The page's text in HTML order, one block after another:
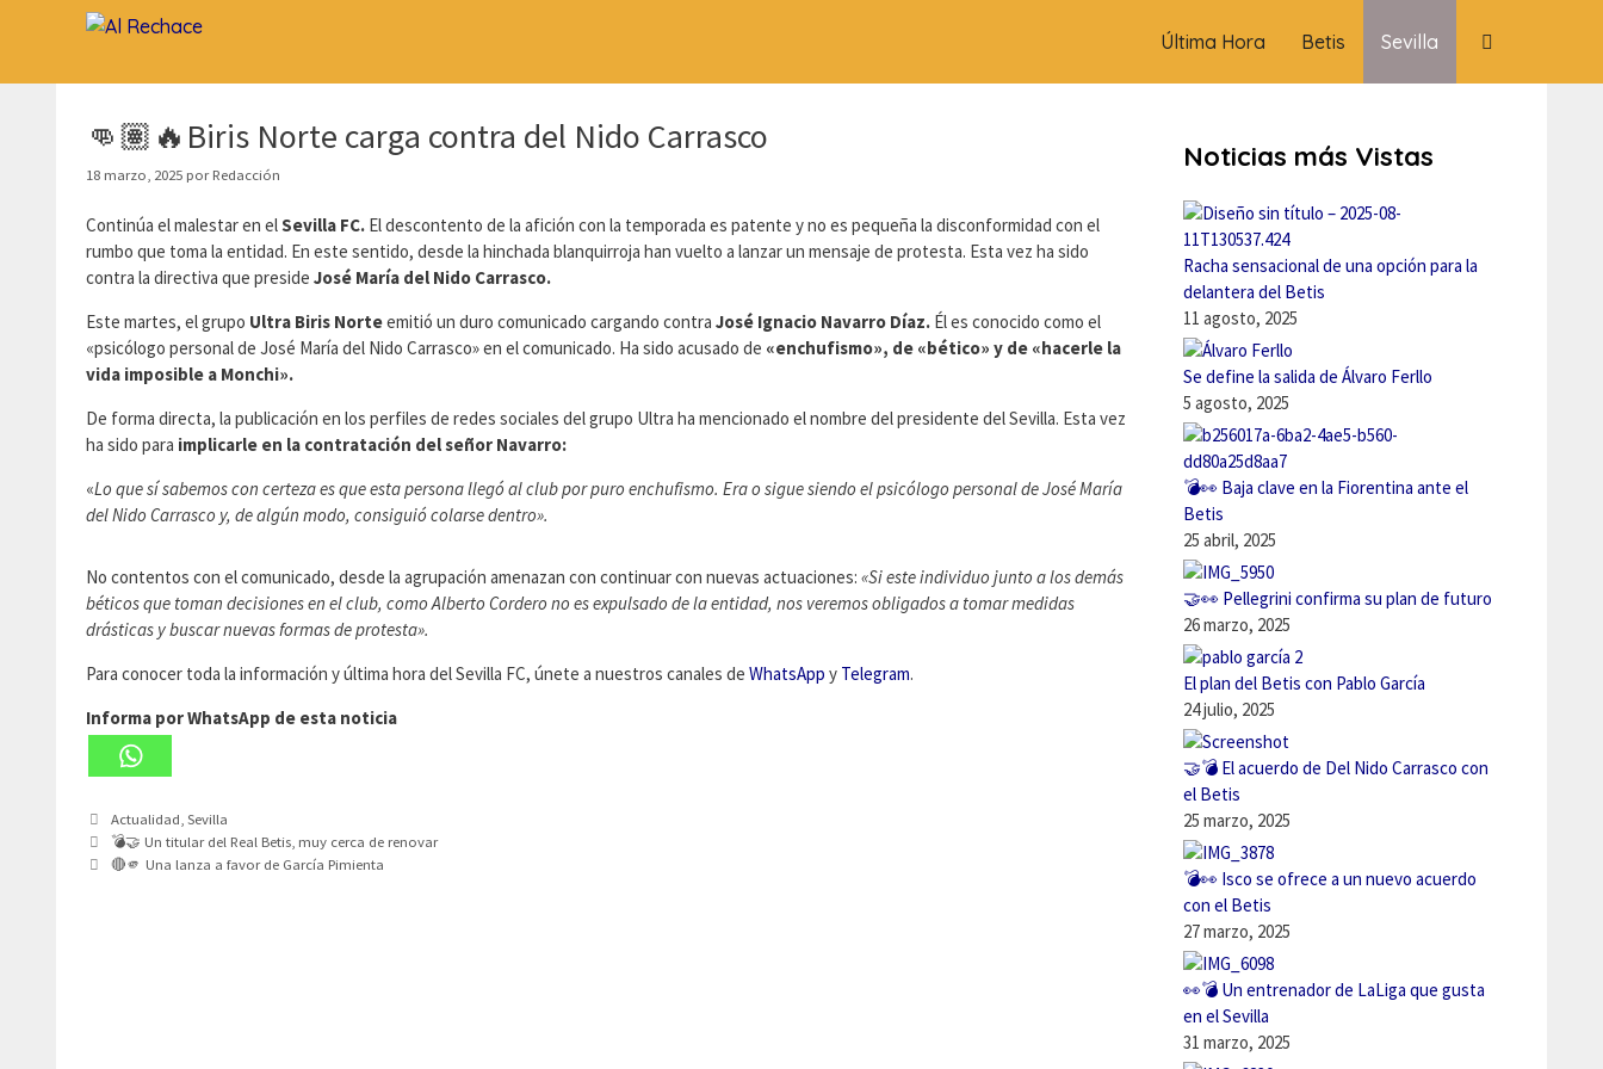
Última Hora Betis Sevilla
👊🏽🔥Biris Norte carga contra del Nido Carrasco
18 marzo, 2025 porRedacción
Continúa el malestar en elSevilla FC. El descontento de la afición con la temporada es patente y no es pequeña la disconformidad con el
rumbo que toma la entidad. En este sentido, desde la hinchada blanquirroja han vuelto a lanzar un mensaje de protesta. Esta vez ha sido
contra la directiva que preside José María del Nido Carrasco.
Este martes, el grupo Ultra Biris Norteemitió un duro comunicado cargando contra José Ignacio Navarro Díaz. Él es conocido como el
«psicólogo personal de José María del Nido Carrasco» en el comunicado. Ha sido acusado de «enchufismo», de «bético» y de «hacerle la
vida imposible a Monchi».
De forma directa, la publicación en los perfiles de redes sociales del grupo Ultra ha mencionado el nombre del presidente del Sevilla. Esta vez
ha sido para implicarle en la contratación del señor Navarro:
«Lo que sí sabemos con certeza es que esta persona llegó al club por puro enchufismo. Era o sigue siendo el psicólogo personal de José María
del Nido Carrasco y, de algún modo, consiguió colarse dentro».
No contentos con el comunicado, desde la agrupación amenazan con continuar con nuevas actuaciones: «Si este individuo junto a los demás
béticos que toman decisiones en el club, como Alberto Cordero no es expulsado de la entidad, nos veremos obligados a tomar medidas
drásticas y buscar nuevas formas de protesta».
Para conocer toda la información y última hora del Sevilla FC, únete a nuestros canales de WhatsApp y Telegram.
Informa por WhatsApp de esta noticia
Categorías
Actualidad Sevilla
💣🤝 Un titular del Real Betis, muy cerca de renovar
🔴🫵 Una lanza a favor de García Pimienta
Noticias más Vistas
Racha sensacional de una opción para la
delantera del Betis
11 agosto, 2025
Se define la salida de Álvaro Ferllo
5 agosto, 2025
💣👀 Baja clave en la Fiorentina ante el
Betis
25 abril, 2025
🤝👀 Pellegrini confirma su plan de futuro
26 marzo, 2025
El plan del Betis con Pablo García
24 julio, 2025
🤝💣 El acuerdo de Del Nido Carrasco con
el Betis
25 marzo, 2025
💣👀 Isco se ofrece a un nuevo acuerdo
con el Betis
27 marzo, 2025
👀💣 Un entrenador de LaLiga que gusta
en el Sevilla
31 marzo, 2025